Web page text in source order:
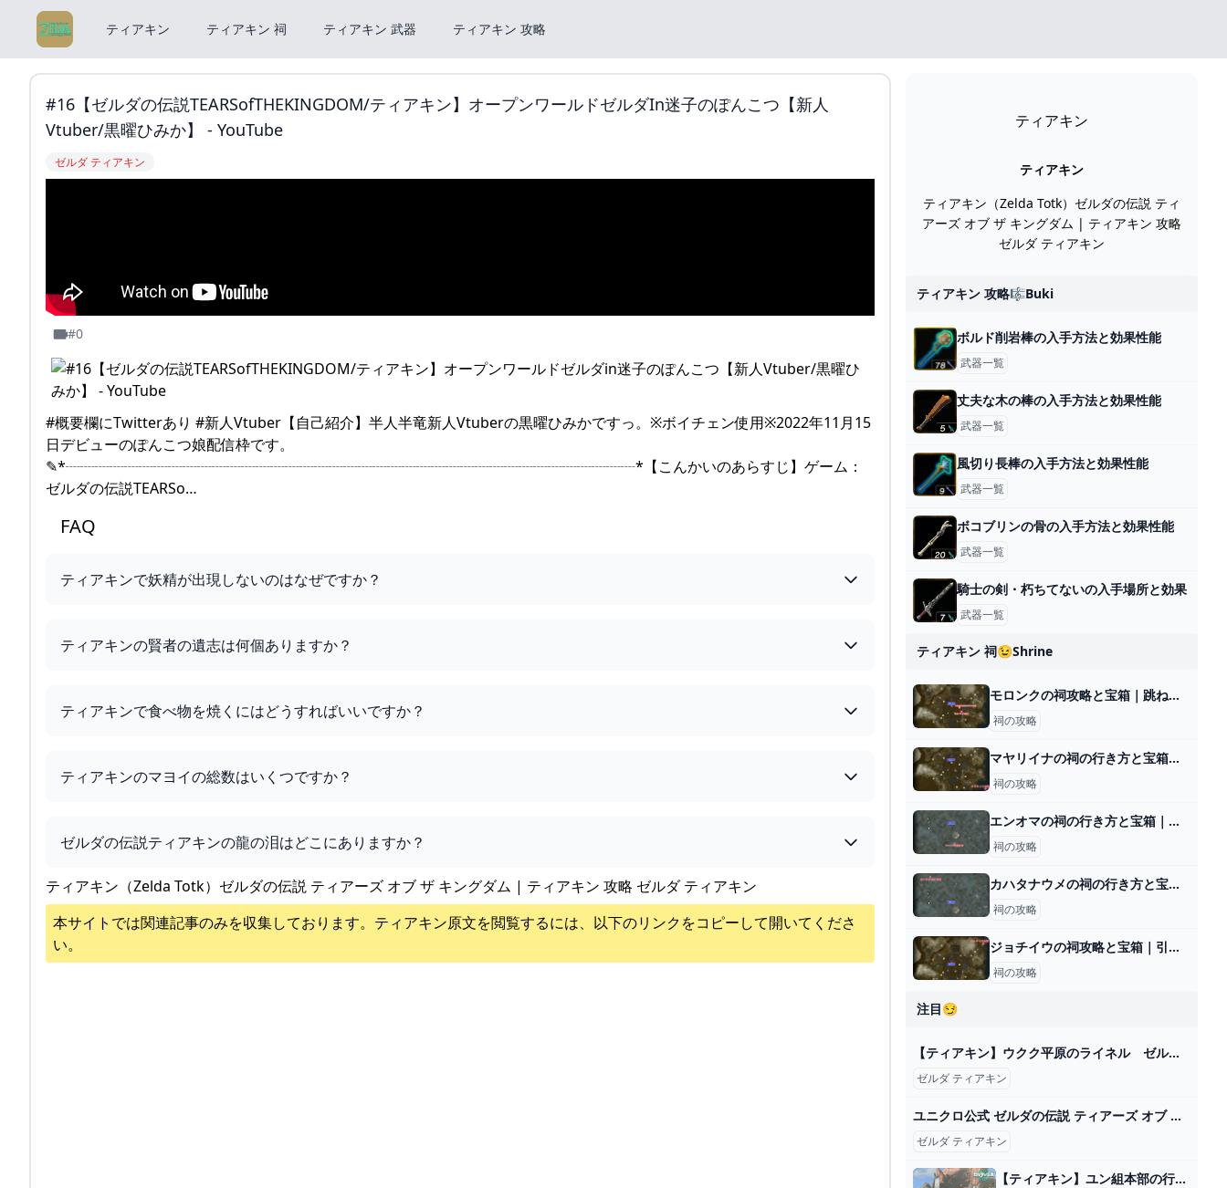
ティアキン ティアキン 祠 ティアキン 武器 ティアキン 攻略
#16【ゼルダの伝説TEARSofTHEKINGDOM/ティアキン】オープンワールドゼルダin迷子のぽんこつ【新人
Vtuber/黒曜ひみか】 - YouTube
ゼルダ ティアキン
#0
#概要欄にTwitterあり #新人Vtuber【自己紹介】半人半竜新人Vtuberの黒曜ひみかですっ。※ボイチェン使用※2022年11月15
日デビューのぽんこつ娘配信枠です。
✎*┈┈┈┈┈┈┈┈┈┈┈┈┈┈┈┈┈┈┈┈┈┈┈┈┈┈┈┈┈┈┈┈┈┈┈┈┈┈┈*【こんかいのあらすじ】ゲーム：
ゼルダの伝説TEARSo…
FAQ
ティアキンで妖精が出現しないのはなぜですか？
ティアキンの賢者の遺志は何個ありますか？
ティアキンで食べ物を焼くにはどうすればいいですか？
ティアキンのマヨイの総数はいくつですか？
ゼルダの伝説ティアキンの龍の泪はどこにありますか？
ティアキン（Zelda Totk）ゼルダの伝説 ティアーズ オブ ザ キングダム | ティアキン 攻略 ゼルダ ティアキン
本サイトでは関連記事のみを収集しております。 ティアキン原文を閲覧するには、以下のリンクをコピーして開いてくださ
い。
ティアキン
ティアキン
ティアキン（Zelda Totk）ゼルダの伝説 ティ
アーズ オブ ザ キングダム | ティアキン 攻略
ゼルダ ティアキン
ティアキン 攻略🎼buki
ボルド削岩棒の入手方法と効果性能
武器一覧
丈夫な木の棒の入手方法と効果性能
武器一覧
風切り長棒の入手方法と効果性能
武器一覧
ボコブリンの骨の入手方法と効果性能
武器一覧
騎士の剣・朽ちてないの入手場所と効果
武器一覧
ティアキン 祠😉shrine
モロンクの祠攻略と宝箱｜跳ね飛ばすもの
祠の攻略
マヤリイナの祠の行き方と宝箱｜祠の入り方
祠の攻略
エンオマの祠の行き方と宝箱｜ラウルの祝福
祠の攻略
カハタナウメの祠の行き方と宝箱｜ラウルの祝福
祠の攻略
ジョチイウの祠攻略と宝箱｜引き抜く度胸
祠の攻略
注目😏
【ティアキン】ウクク平原のライネル ゼルダの伝説ティアーズオブ ザキングダム #ゼルダの伝説 #ティアキン #zelda - YouTube
ゼルダ ティアキン
ユニクロ公式 ゼルダの伝説 ティアーズ オブ ザ キングダム UT（半袖・レギュラーフィット）
ゼルダ ティアキン
【ティアキン】ユン組本部の行き方とできること【ゼルダの伝説ティアーズオブザキングダム】 - 神ゲー攻略